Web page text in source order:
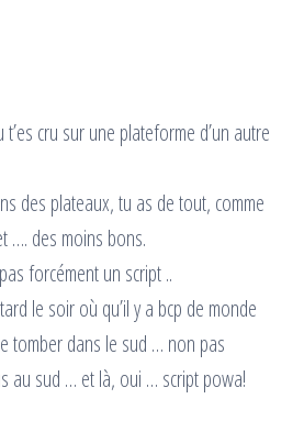
cru sur une plateforme d’un autre
des plateaux, tu as de tout, comme
…. des moins bons.
forcément un script ..
le soir où qu’il y a bcp de monde
tomber dans le sud … non pas
au sud … et là, oui … script powa!